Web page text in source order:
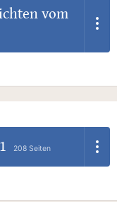
vom
208 Seiten